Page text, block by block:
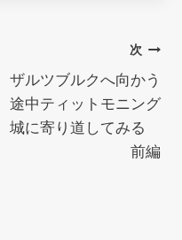
次
ザルツブルクへ向かう
途中ティットモニング
城に寄り道してみる
前編